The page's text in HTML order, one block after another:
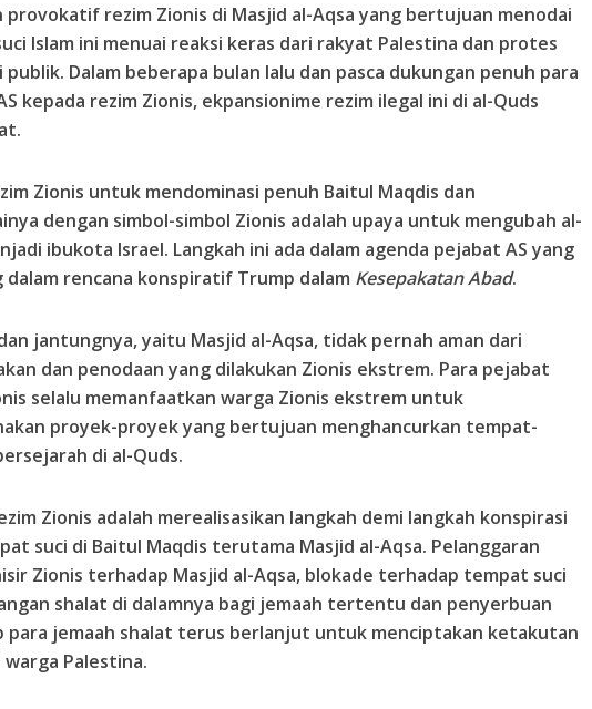
provokatif rezim Zionis di Masjid al-Aqsa yang bertujuan menodai
Islam ini menuai reaksi keras dari rakyat Palestina dan protes
publik. Dalam beberapa bulan lalu dan pasca dukungan penuh para
kepada rezim Zionis, ekpansionime rezim ilegal ini di al-Quds
Zionis untuk mendominasi penuh Baitul Maqdis dan
dengan simbol-simbol Zionis adalah upaya untuk mengubah al-
ibukota Israel. Langkah ini ada dalam agenda pejabat AS yang
rencana konspiratif Trump dalam Kesepakatan Abad.
jantungnya, yaitu Masjid al-Aqsa, tidak pernah aman dari
dan penodaan yang dilakukan Zionis ekstrem. Para pejabat
selalu memanfaatkan warga Zionis ekstrem untuk
proyek-proyek yang bertujuan menghancurkan tempat-
di al-Quds.
Zionis adalah merealisasikan langkah demi langkah konspirasi
suci di Baitul Maqdis terutama Masjid al-Aqsa. Pelanggaran
Zionis terhadap Masjid al-Aqsa, blokade terhadap tempat suci
shalat di dalamnya bagi jemaah tertentu dan penyerbuan
para jemaah shalat terus berlanjut untuk menciptakan ketakutan
Palestina.